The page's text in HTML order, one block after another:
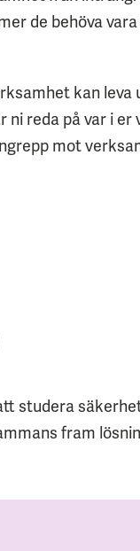
de behöva
kan
reda på var i
mot
studera
fram